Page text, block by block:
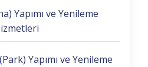
Yapımı ve Yenileme
Yapımı ve Yenileme